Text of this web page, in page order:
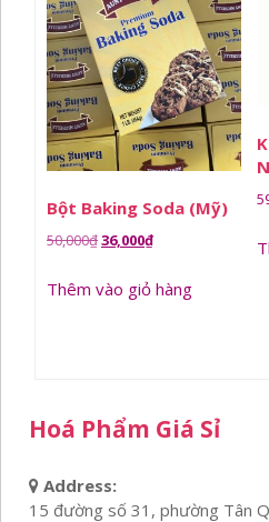
Bột Baking Soda (Mỹ)
50,000₫Giá
là:
36,000₫Giá
tại
Thêm vào giỏ hàng
Hoá Phẩm Giá Sỉ
Address:
15 đường số 31, phường Tân